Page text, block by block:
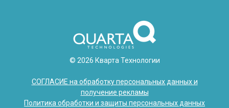
© 2026 Кварта Технологии
СОГЛАСИЕ на обработку персональных данных и
получение рекламы
Политика обработки и защиты персональных данных